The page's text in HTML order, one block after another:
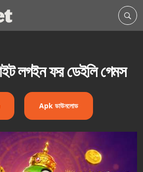
লগইন ফর ডেইলি গেমস
Apk ডাউনলোড